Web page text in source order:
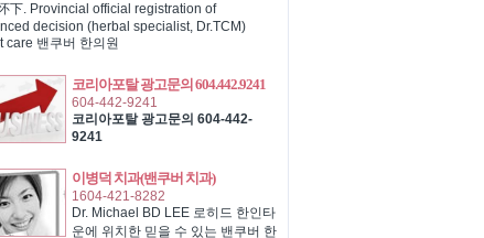
下. Provincial official registration of
decision (herbal specialist, Dr.TCM)
care 밴쿠버 한의원
코리아포탈 광고문의 604.442.9241
604-442-9241
코리아포탈 광고문의 604-442-
9241
이병덕 치과(밴쿠버 치과)
1604-421-8282
Dr. Michael BD LEE 로히드 한인타
운에 위치한 믿을 수 있는 밴쿠버 한